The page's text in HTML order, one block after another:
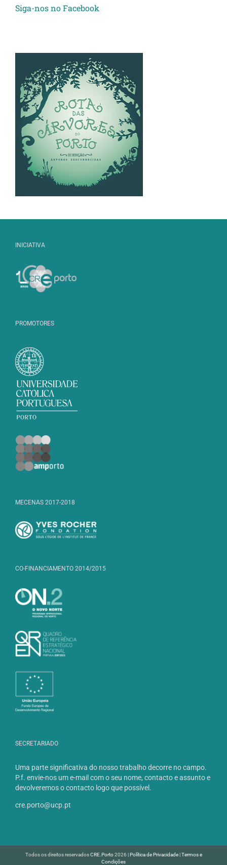
Siga-nos no Facebook
INICIATIVA
PROMOTORES
MECENAS 2017-2018
CO-FINANCIAMENTO 2014/2015
SECRETARIADO
Uma parte significativa do nosso trabalho decorre no campo.
P.f. envie-nos um e-mail com o seu nome, contacto e assunto e
devolveremos o contacto logo que possível.
cre.porto@ucp.pt
Todos os direitos reservadosCRE.Porto2026 |Política de Privacidade|Termos e
Condições